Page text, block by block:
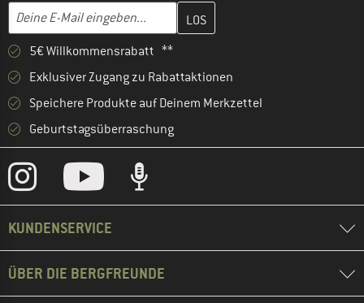
E-Mail-Adresse
Gib hier deine E-Mail-Adresse ein und erstelle im nächsten
5€ Willkommensrabatt **
Exklusiver Zugang zu Rabattaktionen
Speichere Produkte auf Deinem Merkzettel
Geburtstagsüberraschung
KUNDENSERVICE
ÜBER DIE BERGFREUNDE